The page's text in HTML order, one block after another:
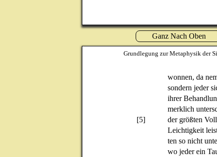
Ganz Nach Oben
Grundlegung zur Metaphysik der
wonnen, da
sondern jeder
ihrer
merklich
[5]
der größten
Leichtigkeit
ten so nicht
wo jeder ein